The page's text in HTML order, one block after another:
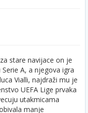
stare navijace on je
A, a njegova igra
Vialli, najdraži mu je
UEFA Lige prvaka
utakmicama
manje